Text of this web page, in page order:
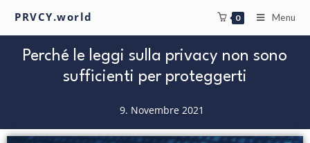
PRVCY.world 0 Menu
Perché le leggi sulla privacy non sono
sufficienti per proteggerti
9. Novembre 2021